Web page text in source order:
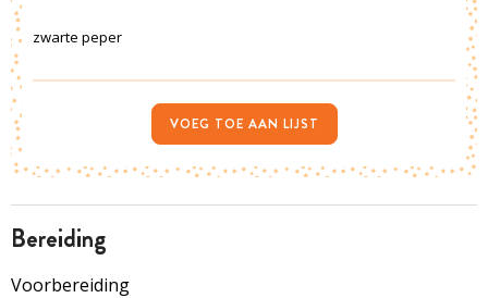
bereiding
Voorbereiding
zwarte peper
VOEG TOE AAN LIJST